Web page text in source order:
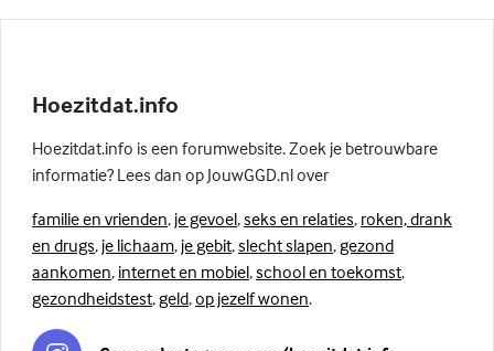
Hoezitdat.info
Hoezitdat.info is een forumwebsite. Zoek je betrouwbare
informatie? Lees dan op JouwGGD.nl over
familie en vrienden, je gevoel,seks en relaties, roken, drank
en drugs, je lichaam, je gebit,slecht slapen, gezond
aankomen, internet en mobiel,school en toekomst,
gezondheidstest, geld,op jezelf wonen.